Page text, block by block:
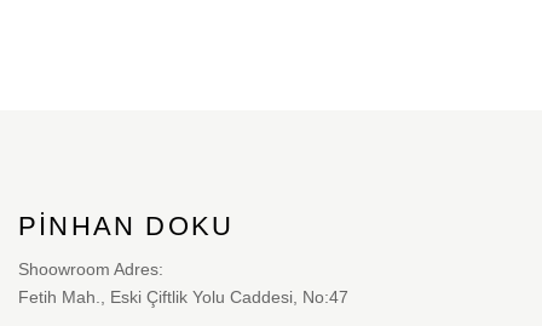
PINHAN DOKU
Shoowroom Adres:
Fetih Mah., Eski Çiftlik Yolu Caddesi, No:47